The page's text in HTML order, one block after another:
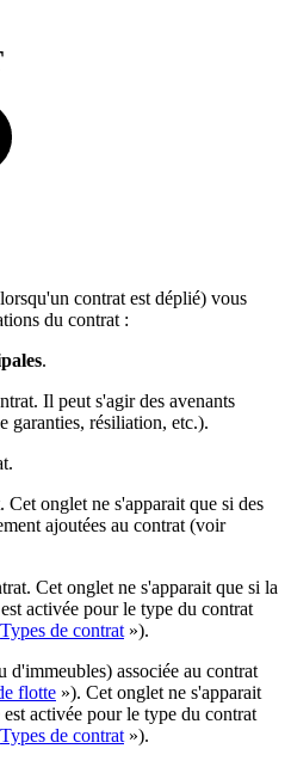
contrat est déplié) vous
du contrat :
.
Il peut s'agir des avenants
garanties, résiliation, etc.).
Cet onglet ne s'apparait que si des
ajoutées au contrat (voir
Cet onglet ne s'apparait que si la
activée pour le type du contrat
Types de contrat »).
d'immeubles) associée au contrat
flotte »). Cet onglet ne s'apparait
activée pour le type du contrat
Types de contrat »).